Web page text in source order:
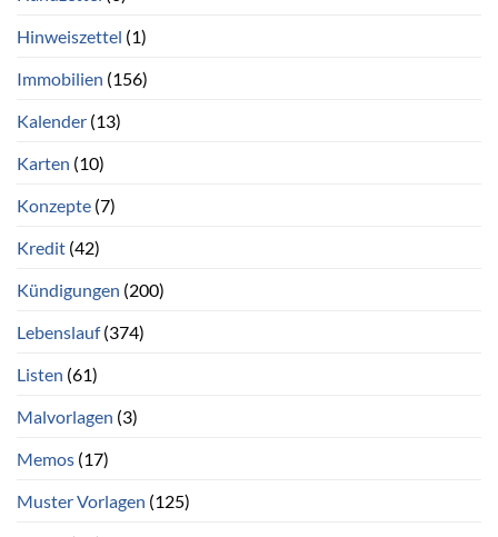
Hinweiszettel (1)
Immobilien (156)
Kalender (13)
Karten (10)
Konzepte (7)
Kredit (42)
Kündigungen (200)
Lebenslauf(374)
Listen (61)
Malvorlagen (3)
Memos (17)
Muster Vorlagen (125)